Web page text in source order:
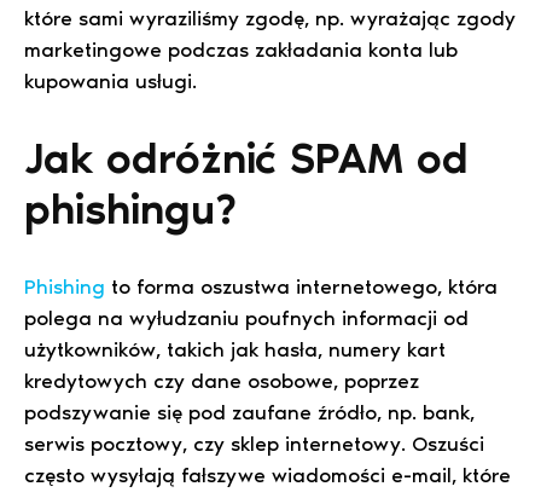
które sami wyraziliśmy zgodę, np. wyrażając zgody
marketingowe podczas zakładania konta lub
kupowania usługi.
Jak odróżnić SPAM od
phishingu?
Phishing to forma oszustwa internetowego, która
polega na wyłudzaniu poufnych informacji od
użytkowników, takich jak hasła, numery kart
kredytowych czy dane osobowe, poprzez
podszywanie się pod zaufane źródło, np. bank,
serwis pocztowy, czy sklep internetowy. Oszuści
często wysyłają fałszywe wiadomości e-mail, które